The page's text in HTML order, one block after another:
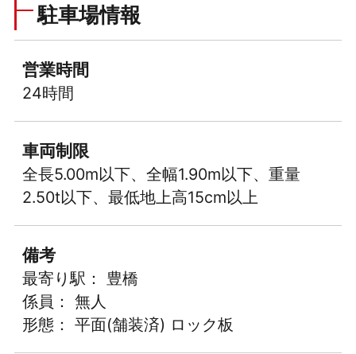
駐車場情報
営業時間
24時間
車両制限
全長5.00m以下、全幅1.90m以下、重量
2.50t以下、最低地上高15cm以上
備考
最寄り駅： 豊橋
係員： 無人
形態： 平面(舗装済) ロック板